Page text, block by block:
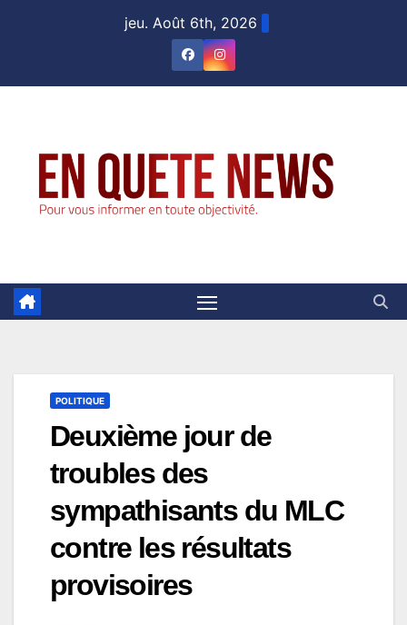
jeu. Août 6th, 2026
POLITIQUE
Deuxième jour de
troubles des
sympathisants du MLC
contre les résultats
provisoires